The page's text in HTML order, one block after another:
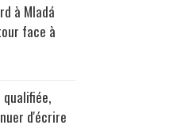
à Mladá
face à
qualifiée,
d'écrire